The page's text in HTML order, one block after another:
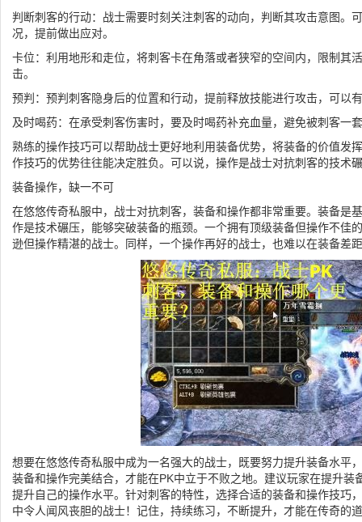
判断刺客的行动：战士需要时刻关注刺客的动向，判断其攻击意图。
况，提前做出应对。
卡位：利用地形和走位，将刺客卡在角落或者狭窄的空间内，限制其
击。
预判：预判刺客隐身后的位置和行动，提前释放技能进行攻击，可以
及时喝药：在承受刺客伤害时，要及时喝药补充血量，避免被刺客一
熟练的操作技巧可以帮助战士更好地利用装备优势，将装备的价值发
作技巧的优势往往能决定胜负。可以说，操作是战士对抗刺客的技术
装备操作，缺一不可
在悠悠传奇私服中，战士对抗刺客，装备和操作都非常重要。装备是
作是技术碾压，能够突破装备的瓶颈。一个拥有顶级装备但操作不佳
逊但操作精湛的战士。同样，一个操作再好的战士，也难以在装备差
想要在悠悠传奇私服中成为一名强大的战士，既要努力提升装备水平
装备和操作完美结合，才能在PK中立于不败之地。建议玩家在提升装
提升自己的操作水平。针对刺客的特性，选择合适的装备和操作技巧
中令人闻风丧胆的战士！记住，持续练习，不断提升，才能在传奇的